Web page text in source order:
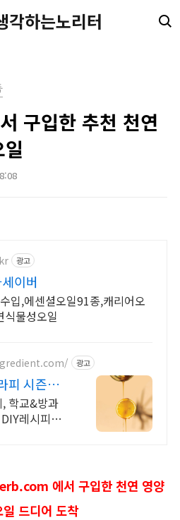
각하는노리터
구입한 추천 천연
광고
이버
입,에센셜오일91종,캐리어오
물성오일
광고
피 시즌별
학교&방과
레시피까
에서 구입한 천연 영양
드디어 도착